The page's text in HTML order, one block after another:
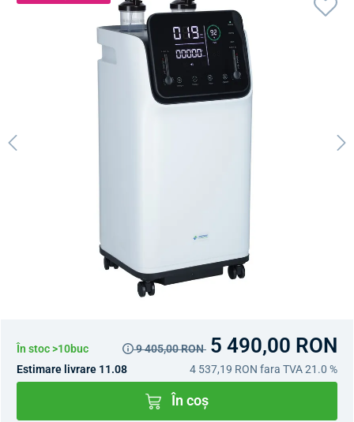
În stoc >10buc 9 405,00 RON 5 490,00 RON
Estimare livrare 11.08 4 537,19 RON fara TVA 21.0 %
În coș